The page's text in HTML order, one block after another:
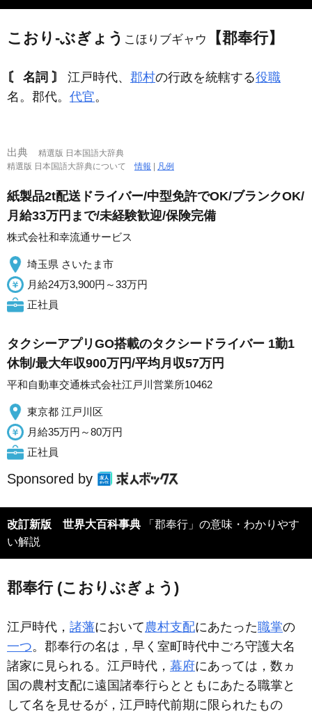
こおり‐ぶぎょう こほりブギャウ 【郡奉行】
〘 名詞 〙 江戸時代、 郡村の行政を統轄する役職
名。郡代。 代官。
出典
精選版 日本国語大辞典
精選版 日本国語大辞典について情報 | 凡例
紙製品2t配送ドライバー/中型免許でOK/ブランクOK/
月給33万円まで/未経験歓迎/保険完備
株式会社和幸流通サービス
埼玉県 さいたま市
月給24万3,900円～33万円
正社員
タクシーアプリGO搭載のタクシードライバー 1勤1
休制/最大年収900万円/平均月収57万円
平和自動車交通株式会社江戸川営業所10462
東京都 江戸川区
月給35万円～80万円
正社員
Sponsored by
改訂新版 世界大百科事典 「郡奉行」の意味・わかりやす
い解説
郡奉行 (こおりぶぎょう)
江戸時代， 諸藩において農村支配にあたった職掌の
一つ。郡奉行の名は，早く室町時代中ごろ守護大名
諸家に見られる。江戸時代， 幕府にあっては，数ヵ
国の農村支配に遠国諸奉行らとともにあたる職掌と
して名を見せるが，江戸時代前期に限られたもの